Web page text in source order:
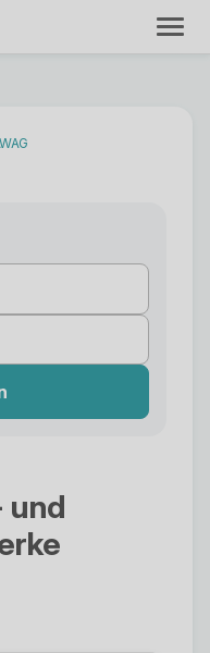
und